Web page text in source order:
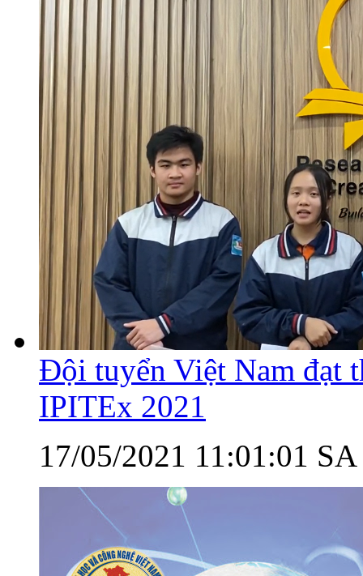
Đội tuyển Việt Nam đạt
IPITEx 2021
17/05/2021 11:01:01 SA